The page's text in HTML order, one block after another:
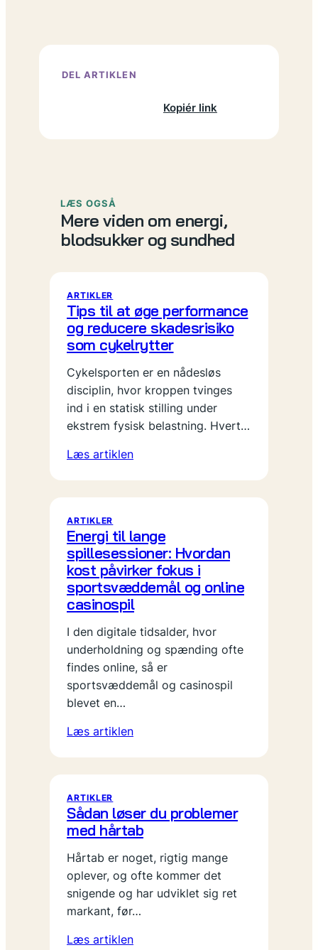
DEL ARTIKLEN
Kopiér link
LÆS OGSÅ
Mere viden om energi,
blodsukker og sundhed
ARTIKLER
Tips til at øge performance
og reducere skadesrisiko
som cykelrytter
Cykelsporten er en nådesløs
disciplin, hvor kroppen tvinges
ind i en statisk stilling under
ekstrem fysisk belastning. Hvert…
Læs artiklen
ARTIKLER
Energi til lange
spillesessioner: Hvordan
kost påvirker fokus i
sportsvæddemål og online
casinospil
I den digitale tidsalder, hvor
underholdning og spænding ofte
findes online, så er
sportsvæddemål og casinospil
blevet en…
Læs artiklen
ARTIKLER
Sådan løser du problemer
med hårtab
Hårtab er noget, rigtig mange
oplever, og ofte kommer det
snigende og har udviklet sig ret
markant, før…
Læs artiklen